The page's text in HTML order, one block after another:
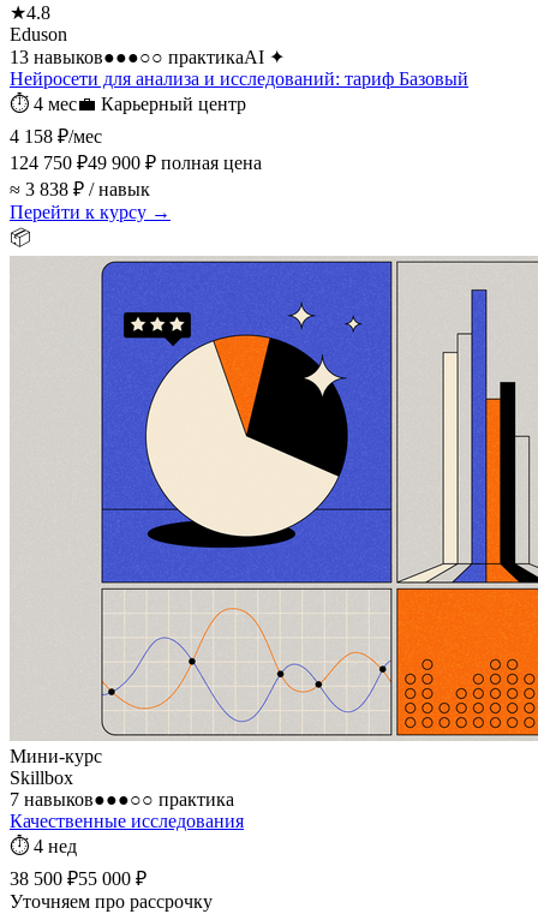
★4.8
Eduson
13 навыков●●●○○ практикаAI ✦
Нейросети для анализа и исследований: тариф Базовый
⏱ 4 мес💼 Карьерный центр
4 158 ₽/мес
124 750 ₽49 900 ₽ полная цена
≈ 3 838 ₽ / навык
Перейти к курсу →
📦
Мини-курс
Skillbox
7 навыков●●●○○ практика
Качественные исследования
⏱ 4 нед
38 500 ₽55 000 ₽
Уточняем про рассрочку